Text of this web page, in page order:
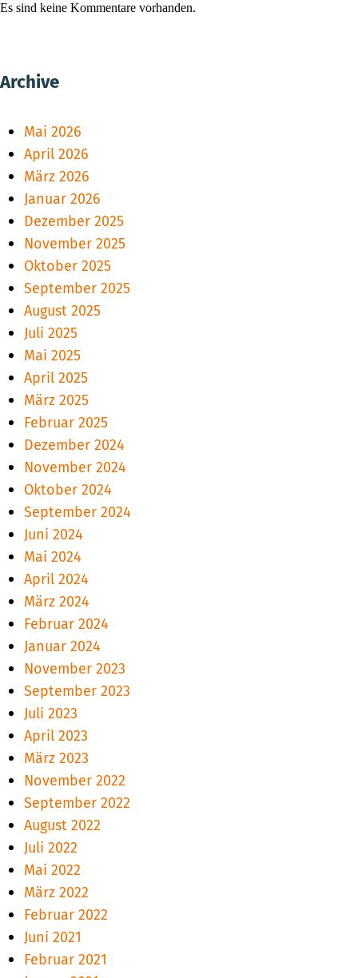
Es sind keine Kommentare vorhanden.
Archive
Mai 2026
April 2026
März 2026
Januar 2026
Dezember 2025
November 2025
Oktober 2025
September 2025
August 2025
Juli 2025
Mai 2025
April 2025
März 2025
Februar 2025
Dezember 2024
November 2024
Oktober 2024
September 2024
Juni 2024
Mai 2024
April 2024
März 2024
Februar 2024
Januar 2024
November 2023
September 2023
Juli 2023
April 2023
März 2023
November 2022
September 2022
August 2022
Juli 2022
Mai 2022
März 2022
Februar 2022
Juni 2021
Februar 2021